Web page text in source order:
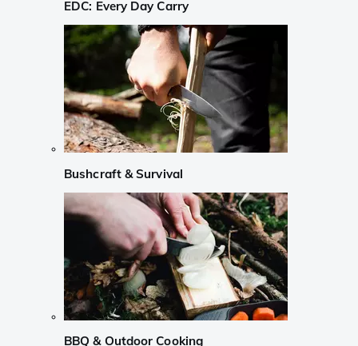
EDC: Every Day Carry
Bushcraft & Survival
BBQ & Outdoor Cooking